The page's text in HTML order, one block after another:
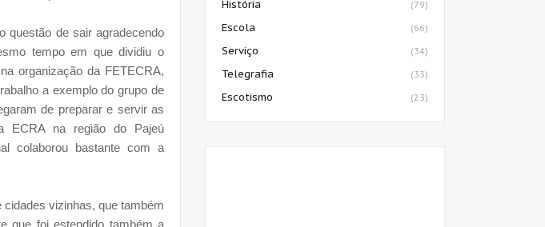
questão de sair agradecendo
tempo em que dividiu o
organização da FETECRA,
a exemplo do grupo de
de preparar e servir as
ECRA na região do Pajeú
colaborou bastante com a
vizinhas, que também
que foi estendido também a
História (79)
Escola (66)
Serviço (34)
Telegrafia (33)
Escotismo (23)